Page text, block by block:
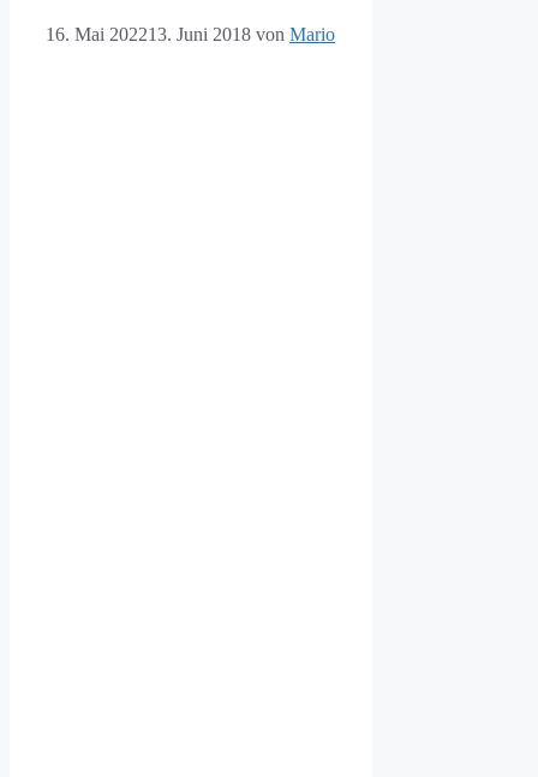
16. Mai 202213. Juni 2018 von Mario